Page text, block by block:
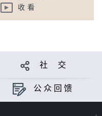
收看
社 交
公众回馈